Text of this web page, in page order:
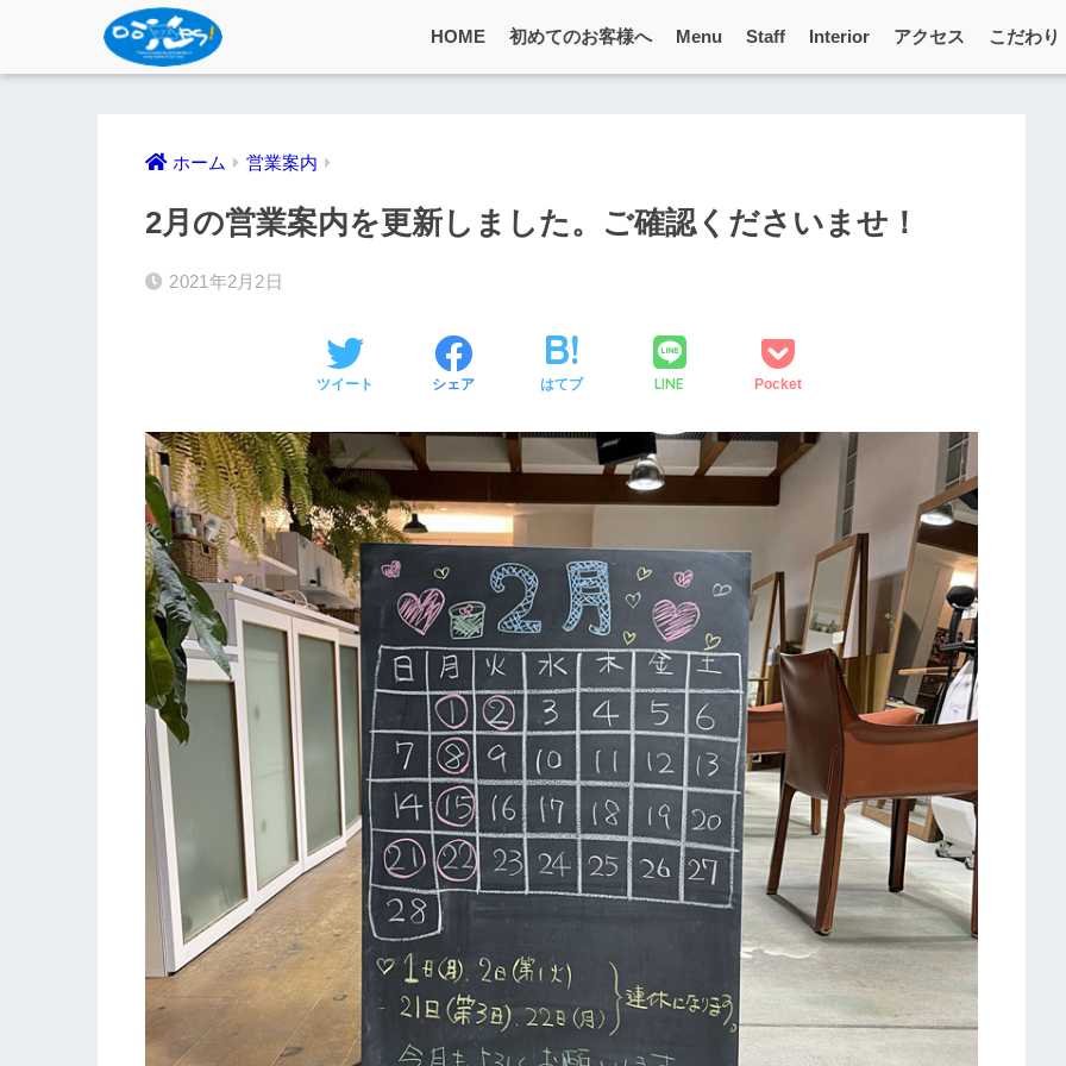
HOME 初めてのお客様へ Menu Staff Interior アクセス こだわり
ホーム 営業案内
2月の営業案内を更新しました。ご確認くださいませ！
2021年2月2日
ツイート シェア はてブ LINE Pocket